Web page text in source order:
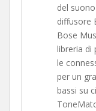
del
diffusore
Bose
libreria di
le
per un
bassi su